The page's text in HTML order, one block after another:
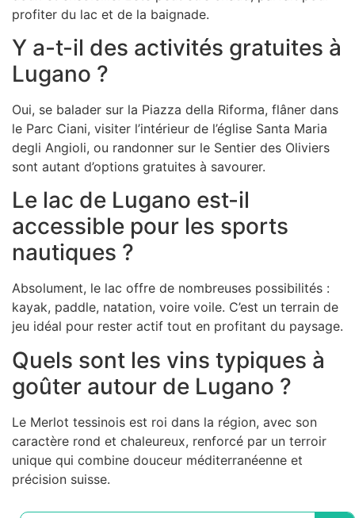
profiter du lac et de la baignade.
Y a-t-il des activités gratuites à
Lugano ?
Oui, se balader sur la Piazza della Riforma, flâner dans
le Parc Ciani, visiter l’intérieur de l’église Santa Maria
degli Angioli, ou randonner sur le Sentier des Oliviers
sont autant d’options gratuites à savourer.
Le lac de Lugano est-il
accessible pour les sports
nautiques ?
Absolument, le lac offre de nombreuses possibilités :
kayak, paddle, natation, voire voile. C’est un terrain de
jeu idéal pour rester actif tout en profitant du paysage.
Quels sont les vins typiques à
goûter autour de Lugano ?
Le Merlot tessinois est roi dans la région, avec son
caractère rond et chaleureux, renforcé par un terroir
unique qui combine douceur méditerranéenne et
précision suisse.